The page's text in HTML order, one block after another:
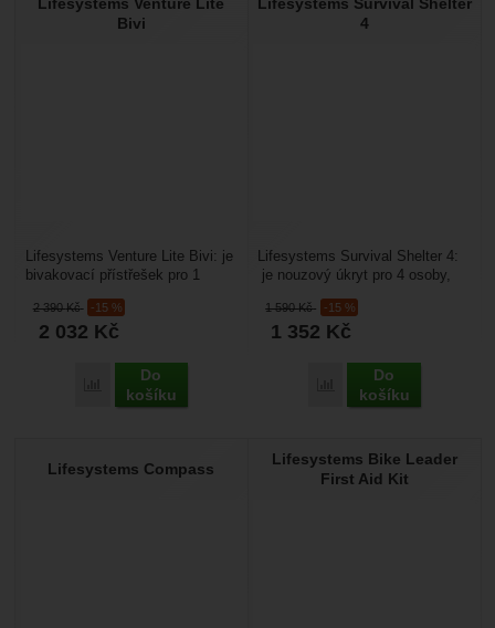
Bivi
2 390Kč -15 %
2 032 Kč
Přidat 'Lifesystems Venture Lite Bivi' k porovnání
Do
košíku
Lifesystems Venture Lite Bivi: je
bivakovací přístřešek pro 1
000 mm a prodyšností...
4
1 590Kč -15 %
1 352 Kč
Přidat 'Lifesystems
Do
košíku
Lifesystems Survival Shelter 4:
je nouzový úkryt pro 4 osoby,
přestávkách na...
Lifesystems Compass
Lifesystems Bike Leader
First Aid Kit